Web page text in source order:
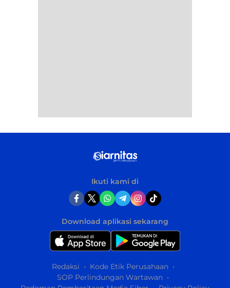
Ikuti kami di
Download aplikasi sekarang
Redaksi
Kode Etik Perusahaan
SOP Perlindungan Wartawan